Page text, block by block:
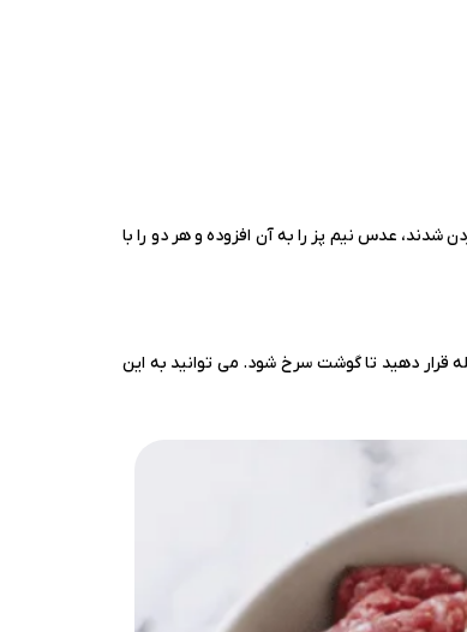
عدس نیم پز را به آن افزوده و هر دو را با
قرار دهید تا گوشت سرخ شود. می توانید به این